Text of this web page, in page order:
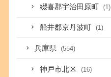
綴喜郡宇治田原町 (1)
船井郡京丹波町 (1)
兵庫県 (554)
神戸市北区 (16)